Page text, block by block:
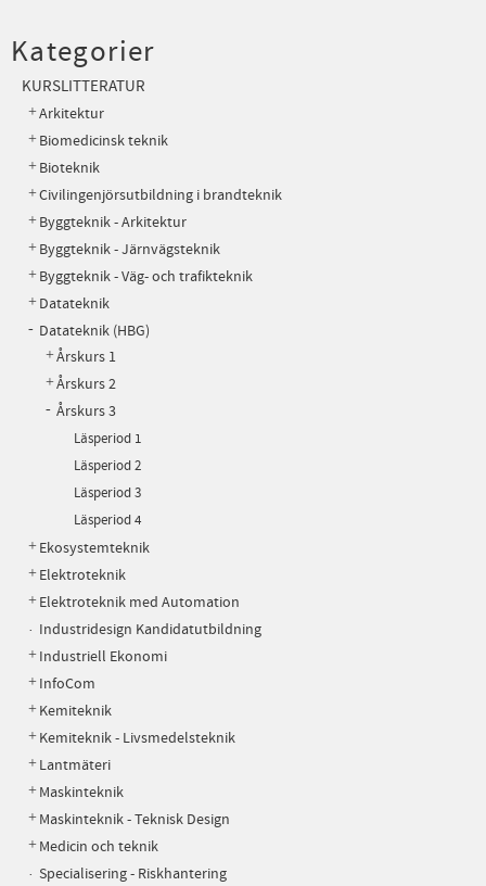
Kategorier
KURSLITTERATUR
Arkitektur
Biomedicinsk teknik
Bioteknik
Civilingenjörsutbildning i brandteknik
Byggteknik - Arkitektur
Byggteknik - Järnvägsteknik
Byggteknik - Väg- och trafikteknik
Datateknik
Datateknik (HBG)
Årskurs 1
Årskurs 2
Årskurs 3
Läsperiod 1
Läsperiod 2
Läsperiod 3
Läsperiod 4
Ekosystemteknik
Elektroteknik
Elektroteknik med Automation
Industridesign Kandidatutbildning
Industriell Ekonomi
InfoCom
Kemiteknik
Kemiteknik - Livsmedelsteknik
Lantmäteri
Maskinteknik
Maskinteknik - Teknisk Design
Medicin och teknik
Specialisering - Riskhantering